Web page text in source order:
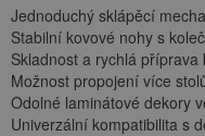
Jednoduchý sklápěcí
Stabilní kovové nohy s
Skladnost a rychlá příprava
Možnost propojení více
Odolné laminátové dekory
Univerzální kompatibilita s